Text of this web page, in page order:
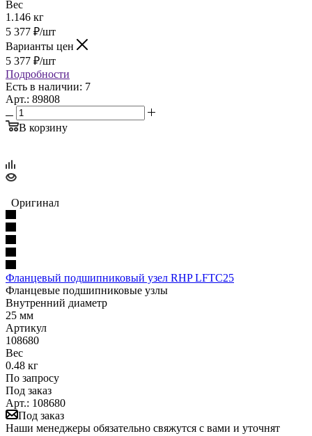
Вес
1.146 кг
5 377 ₽/шт
Варианты цен
5 377 ₽/шт
Подробности
Есть в наличии: 7
Арт.: 89808
В корзину
Оригинал
Фланцевый подшипниковый узел RHP LFTC25
Фланцевые подшипниковые узлы
Внутренний диаметр
25 мм
Артикул
108680
Вес
0.48 кг
По запросу
Под заказ
Арт.: 108680
Под заказ
Наши менеджеры обязательно свяжутся с вами и уточнят